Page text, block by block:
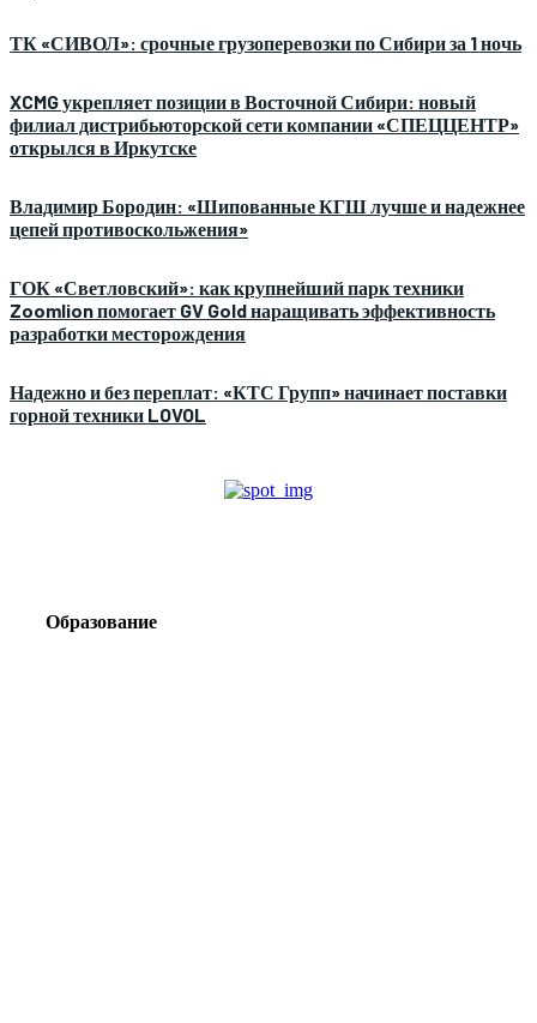
ТК «СИВОЛ»: срочные грузоперевозки по Сибири за 1 ночь
XCMG укрепляет позиции в Восточной Сибири: новый
филиал дистрибьюторской сети компании «СПЕЦЦЕНТР»
открылся в Иркутске
Владимир Бородин: «Шипованные КГШ лучше и надежнее
цепей противоскольжения»
ГОК «Светловский»: как крупнейший парк техники
Zoomlion помогает GV Gold наращивать эффективность
разработки месторождения
Надежно и без переплат: «КТС Групп» начинает поставки
горной техники LOVOL
Образование